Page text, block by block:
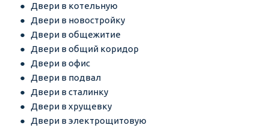
Двери в котельную
Двери в новостройку
Двери в общежитие
Двери в общий коридор
Двери в офис
Двери в подвал
Двери в сталинку
Двери в хрущевку
Двери в электрощитовую